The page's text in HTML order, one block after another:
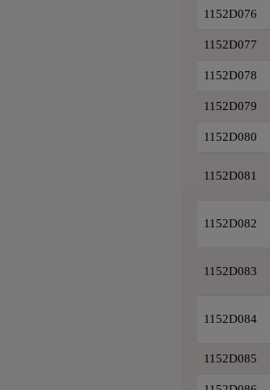
1152D076
1152D077
1152D078
1152D079
1152D080
1152D081
1152D082
1152D083
1152D084
1152D085